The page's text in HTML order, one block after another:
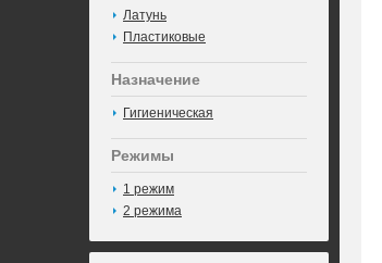
Латунь
Пластиковые
Назначение
Гигиеническая
Режимы
1 режим
2 режима